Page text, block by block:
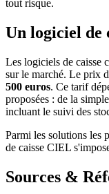
tout risque.
Un logiciel de
Les logiciels de caisse
sur le marché. Le prix
500 euros. Ce tarif
proposées : de la
incluant le suivi des
Parmi les solutions les
de caisse CIEL
Sources &